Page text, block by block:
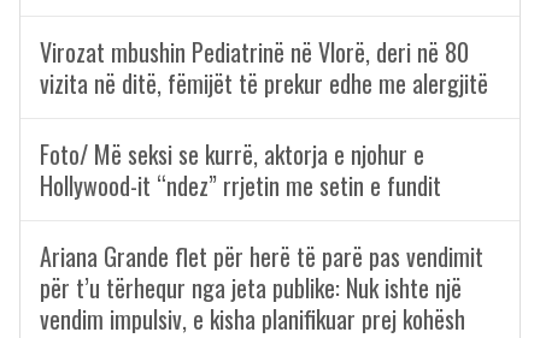
Virozat mbushin Pediatrinë në Vlorë, deri në 80
vizita në ditë, fëmijët të prekur edhe me alergjitë
Foto/ Më seksi se kurrë, aktorja e njohur e
Hollywood-it “ndez” rrjetin me setin e fundit
Ariana Grande flet për herë të parë pas vendimit
për t’u tërhequr nga jeta publike: Nuk ishte një
vendim impulsiv, e kisha planifikuar prej kohësh